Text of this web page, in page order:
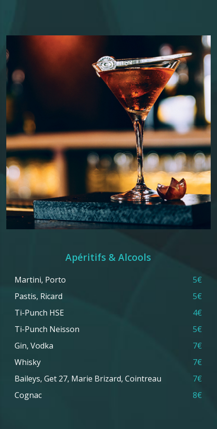
Apéritifs & Alcools
Martini, Porto
5€
Pastis, Ricard
5€
Ti-Punch HSE
4€
Ti-Punch Neisson
5€
Gin, Vodka
7€
Whisky
7€
Baileys, Get 27, Marie Brizard, Cointreau
7€
Cognac
8€